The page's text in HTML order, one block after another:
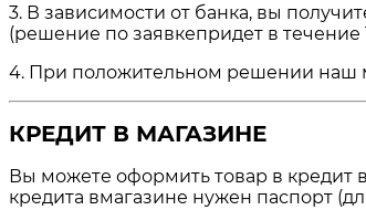
3. В зависимости от банка, вы
(решение по заявкепридет в течение
4. При положительном решении наш
КРЕДИТ В МАГАЗИНЕ
Вы можете оформить товар в кредит
кредита вмагазине нужен паспорт